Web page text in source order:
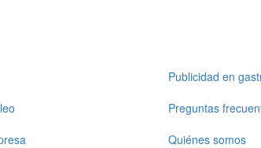
Publicidad en
Preguntas
Quiénes somos